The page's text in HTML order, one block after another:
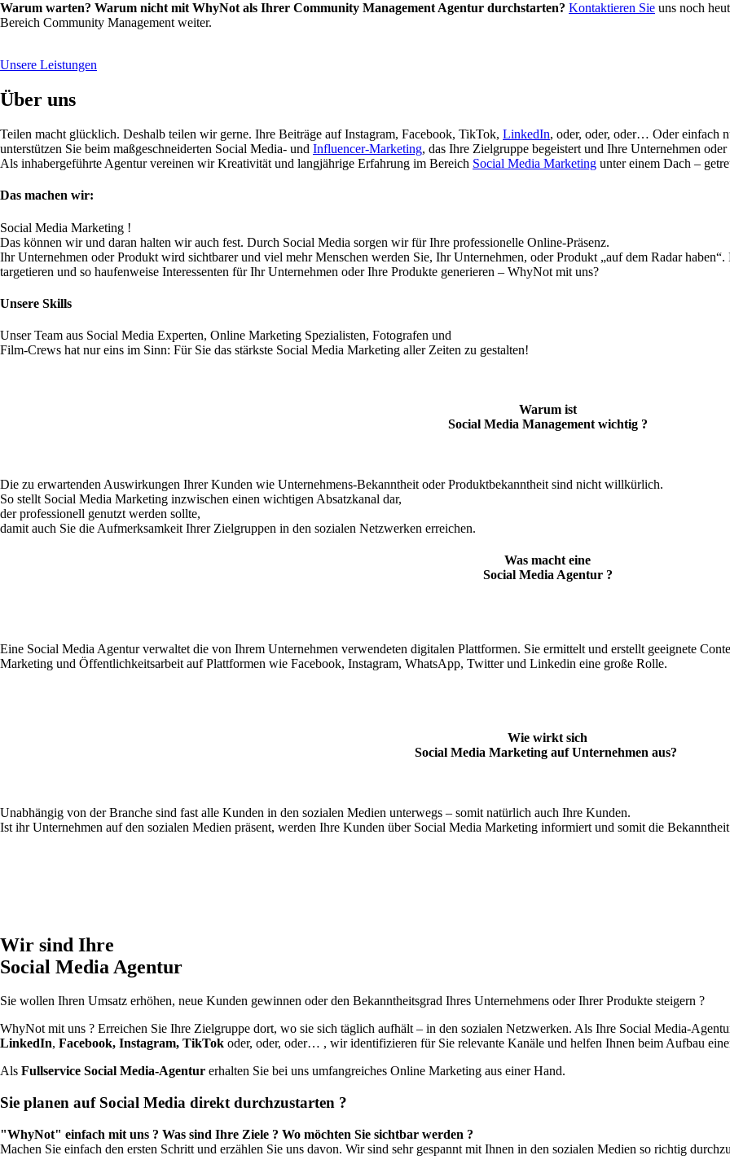
Warum warten? Warum nicht mit WhyNot als Ihrer Community Management Agentur durchstarten? Kontaktieren Sie uns noch
Bereich Community Management weiter.
Unsere Leistungen
Über uns
Teilen macht glücklich. Deshalb teilen wir gerne. Ihre Beiträge auf Instagram, Facebook, TikTok, LinkedIn, oder, oder, oder… Oder einfach
unterstützen Sie beim maßgeschneiderten Social Media- und Influencer-Marketing, das Ihre Zielgruppe begeistert und Ihre Unternehmen
Als inhabergeführte Agentur vereinen wir Kreativität und langjährige Erfahrung im Bereich Social Media Marketing unter einem Dach –
Das machen wir:
Social Media Marketing !
Das können wir und daran halten wir auch fest. Durch Social Media sorgen wir für Ihre professionelle Online-Präsenz.
Ihr Unternehmen oder Produkt wird sichtbarer und viel mehr Menschen werden Sie, Ihr Unternehmen, oder Produkt „auf dem Radar
targetieren und so haufenweise Interessenten für Ihr Unternehmen oder Ihre Produkte generieren – WhyNot mit uns?
Unsere Skills
Unser Team aus Social Media Experten, Online Marketing Spezialisten, Fotografen und
Film-Crews hat nur eins im Sinn: Für Sie das stärkste Social Media Marketing aller Zeiten zu gestalten!
Warum ist
Social Media Management wichtig ?
Die zu erwartenden Auswirkungen Ihrer Kunden wie Unternehmens-Bekanntheit oder Produktbekanntheit sind nicht willkürlich.
So stellt Social Media Marketing inzwischen einen wichtigen Absatzkanal dar,
der professionell genutzt werden sollte,
damit auch Sie die Aufmerksamkeit Ihrer Zielgruppen in den sozialen Netzwerken erreichen.
Was macht eine
Social Media Agentur ?
Eine Social Media Agentur verwaltet die von Ihrem Unternehmen verwendeten digitalen Plattformen. Sie ermittelt und erstellt geeignete
Marketing und Öffentlichkeitsarbeit auf Plattformen wie Facebook, Instagram, WhatsApp, Twitter und Linkedin eine große Rolle.
Wie wirkt sich
Social Media Marketing auf Unternehmen aus?
Unabhängig von der Branche sind fast alle Kunden in den sozialen Medien unterwegs – somit natürlich auch Ihre Kunden.
Ist ihr Unternehmen auf den sozialen Medien präsent, werden Ihre Kunden über Social Media Marketing informiert und somit die
Wir sind Ihre
Social Media Agentur
Sie wollen Ihren Umsatz erhöhen, neue Kunden gewinnen oder den Bekanntheitsgrad Ihres Unternehmens oder Ihrer Produkte steigern ?
WhyNot mit uns ? Erreichen Sie Ihre Zielgruppe dort, wo sie sich täglich aufhält – in den sozialen Netzwerken. Als Ihre Social Media-
LinkedIn, Facebook, Instagram, TikTok oder, oder, oder… , wir identifizieren für Sie relevante Kanäle und helfen Ihnen beim Aufbau
Als Fullservice Social Media-Agentur erhalten Sie bei uns umfangreiches Online Marketing aus einer Hand.
Sie planen auf Social Media direkt durchzustarten ?
"WhyNot" einfach mit uns ? Was sind Ihre Ziele ? Wo möchten Sie sichtbar werden ?
Machen Sie einfach den ersten Schritt und erzählen Sie uns davon. Wir sind sehr gespannt mit Ihnen in den sozialen Medien so richtig